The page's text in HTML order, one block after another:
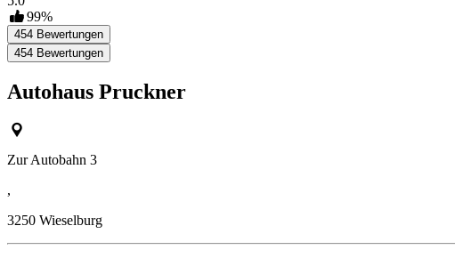
99%
454 Bewertungen
454 Bewertungen
Autohaus Pruckner
Zur Autobahn 3
,
3250 Wieselburg